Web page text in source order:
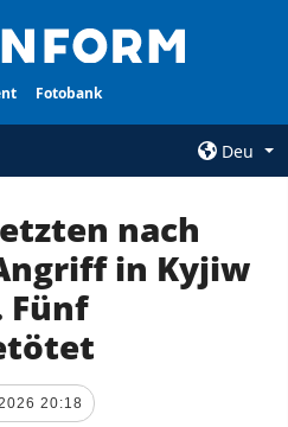
Fotobank
Deu
AGENTUR
Über uns
Kontakte
Politik zur
nach
in Kyjiw
Fünf
20:18